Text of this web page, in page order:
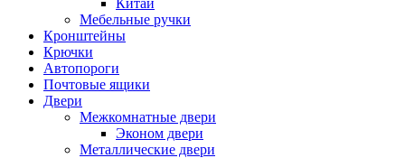
Мебельные ручки
Кронштейны
Крючки
Автопороги
Почтовые ящики
Двери
Межкомнатные двери
Эконом двери
Металлические двери